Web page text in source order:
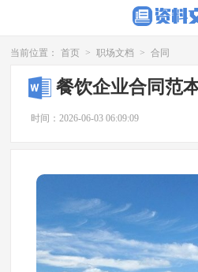
当前位置： 首页 > 职场文档 > 合同
餐饮企业合同范
时间：2026-06-03 06:09:09